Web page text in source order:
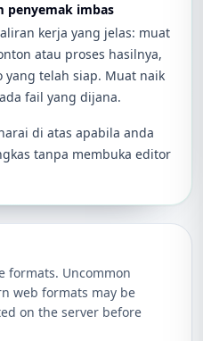
penyemak imbas
kerja yang jelas: muat
atau proses hasilnya,
telah siap. Muat naik
fail yang dijana.
di atas apabila anda
tanpa membuka editor
formats. Uncommon
web formats may be
on the server before